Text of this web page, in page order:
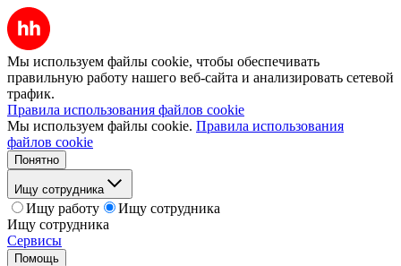
Мы используем файлы cookie, чтобы обеспечивать
правильную работу нашего веб-сайта и анализировать сетевой
трафик.
Правила использования файлов cookie
Мы используем файлы cookie. Правила использования
файлов cookie
Понятно
Ищу сотрудника
Ищу работу
Ищу сотрудника
Ищу сотрудника
Сервисы
Помощь